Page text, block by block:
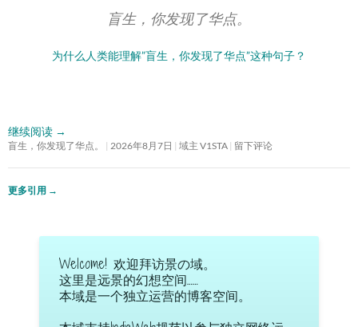
盲生，你发现了华点。
为什么人类能理解”盲生，你发现了华点”这种句子？
继续阅读 →
盲生，你发现了华点。 2026年8月7日 域主 V1STA 留下评论
更多引用 →
Welcome! 欢迎拜访景の域。
这里是远景的幻想空间……
本域是一个独立运营的博客空间。